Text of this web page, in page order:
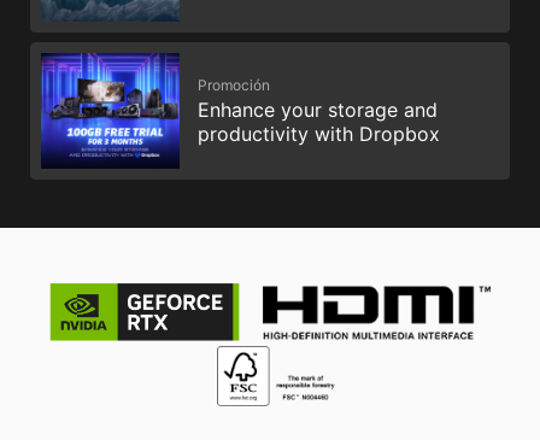
Promoción
Enhance your storage and
productivity with Dropbox